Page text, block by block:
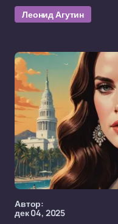
Леонид Агутин
Автор:
дек 04, 2025